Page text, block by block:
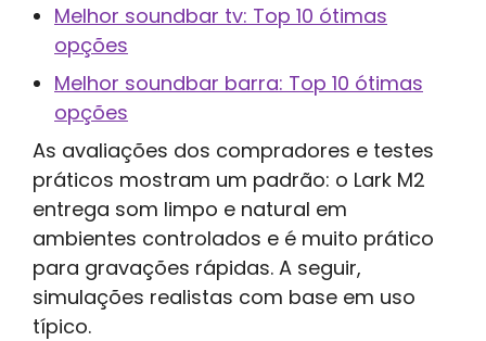
Melhor soundbar tv: Top 10 ótimas
opções
Melhor soundbar barra: Top 10 ótimas
opções
As avaliações dos compradores e testes
práticos mostram um padrão: o Lark M2
entrega som limpo e natural em
ambientes controlados e é muito prático
para gravações rápidas. A seguir,
simulações realistas com base em uso
típico.